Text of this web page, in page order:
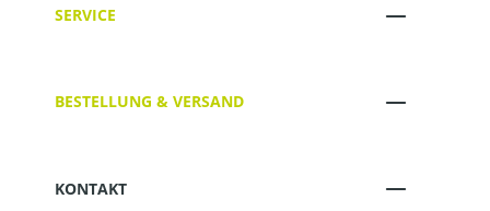
SERVICE
BESTELLUNG & VERSAND
KONTAKT